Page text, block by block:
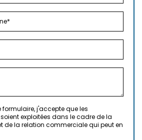
formulaire, j'accepte que les
exploitées dans le cadre de la
de la relation commerciale qui peut en